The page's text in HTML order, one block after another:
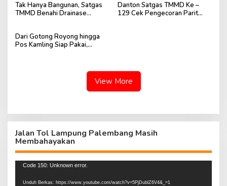
Tak Hanya Bangunan, Satgas
TMMD Benahi Drainase
Danton Satgas TMMD Ke –
129 Cek Pengecoran Parit
Dari Gotong Royong hingga
Pos Kamling Siap Pakai,
View More
Jalan Tol Lampung Palembang Masih
Membahayakan
Pemutar
Code 150: Unknown error.
Unduh Berkas: https://www.youtube.com/watch?v=5PjDublZ6V4&_=1